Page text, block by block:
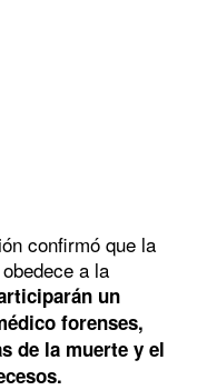
confirmó que la
a la
un
forenses,
de la muerte y el